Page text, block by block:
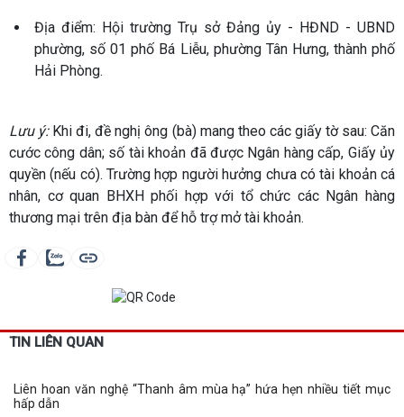
Địa điểm: Hội trường Trụ sở Đảng ủy - HĐND - UBND
phường, số 01 phố Bá Liễu, phường Tân Hưng, thành phố
Hải Phòng.
Lưu ý:Khi đi, đề nghị ông (bà) mang theo các giấy tờ sau: Căn
cước công dân; số tài khoản đã được Ngân hàng cấp, Giấy ủy
quyền (nếu có). Trường hợp người hưởng chưa có tài khoản cá
nhân, cơ quan BHXH phối hợp với tổ chức các Ngân hàng
thương mại trên địa bàn để hỗ trợ mở tài khoản.
TIN LIÊN QUAN
Liên hoan văn nghệ “Thanh âm mùa hạ” hứa hẹn nhiều tiết mục
hấp dẫn